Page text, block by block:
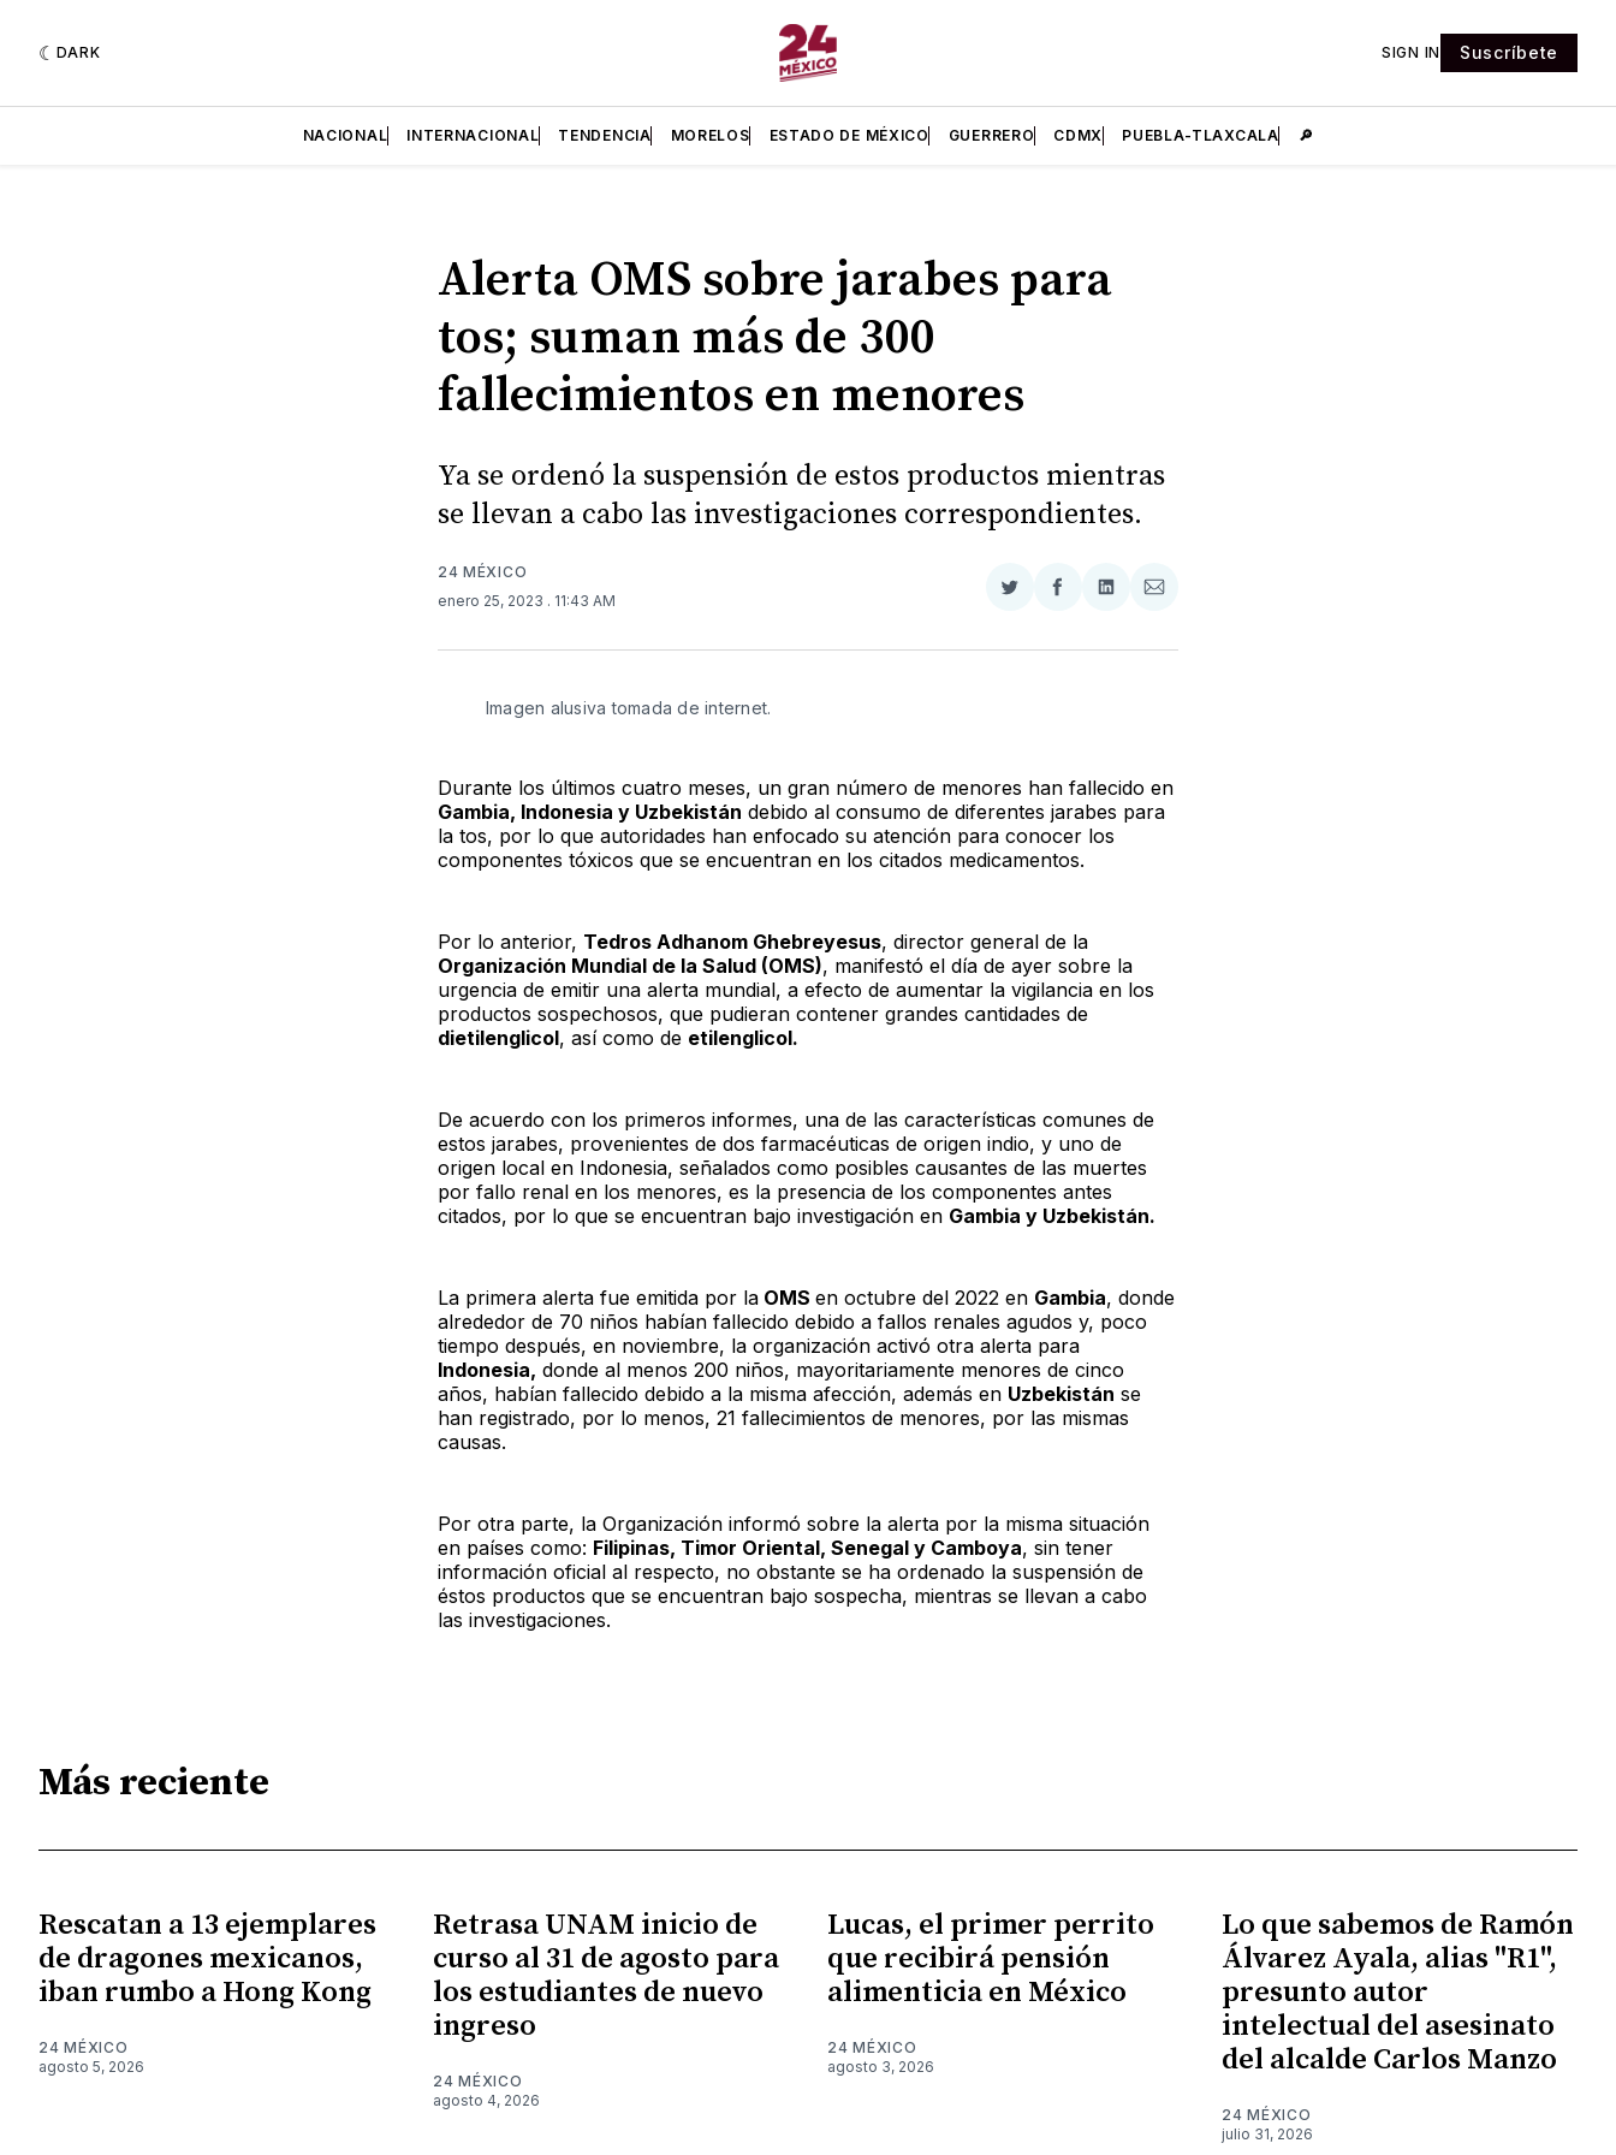
DARK SIGN IN Suscríbete
NACIONAL INTERNACIONAL TENDENCIA MORELOS ESTADO DE MÉXICO GUERRERO CDMX PUEBLA-TLAXCALA 🔎
Alerta OMS sobre jarabes para
tos; suman más de 300
fallecimientos en menores
Ya se ordenó la suspensión de estos productos mientras
se llevan a cabo las investigaciones correspondientes.
24 MÉXICO
enero 25, 2023 . 11:43 AM
Compartir
Twitter
Compartir
Facebook
Compartir
LinkedIn
Compartir
Email
Imagen alusiva tomada de internet.
Durante los últimos cuatro meses, un gran número de menores han fallecido en
Gambia, Indonesia y Uzbekistán debido al consumo de diferentes jarabes para
la tos, por lo que autoridades han enfocado su atención para conocer los
componentes tóxicos que se encuentran en los citados medicamentos.
Por lo anterior, Tedros Adhanom Ghebreyesus, director general de la
Organización Mundial de la Salud (OMS), manifestó el día de ayer sobre la
urgencia de emitir una alerta mundial, a efecto de aumentar la vigilancia en los
productos sospechosos, que pudieran contener grandes cantidades de
dietilenglicol, así como de etilenglicol.
De acuerdo con los primeros informes, una de las características comunes de
estos jarabes, provenientes de dos farmacéuticas de origen indio, y uno de
origen local en Indonesia, señalados como posibles causantes de las muertes
por fallo renal en los menores, es la presencia de los componentes antes
citados, por lo que se encuentran bajo investigación en Gambia y Uzbekistán.
La primera alerta fue emitida por laOMS en octubre del 2022 en Gambia, donde
alrededor de 70 niños habían fallecido debido a fallos renales agudos y, poco
tiempo después, en noviembre, la organización activó otra alerta para
Indonesia, donde al menos 200 niños, mayoritariamente menores de cinco
años, habían fallecido debido a la misma afección, además en Uzbekistán se
han registrado, por lo menos, 21 fallecimientos de menores, por las mismas
causas.
Por otra parte, la Organización informó sobre la alerta por la misma situación
en países como: Filipinas, Timor Oriental, Senegal y Camboya, sin tener
información oficial al respecto, no obstante se ha ordenado la suspensión de
éstos productos que se encuentran bajo sospecha, mientras se llevan a cabo
las investigaciones.
Más reciente
Rescatan a 13 ejemplares
de dragones mexicanos,
iban rumbo a Hong Kong
24 MÉXICO
agosto 5, 2026
Retrasa UNAM inicio de
curso al 31 de agosto para
los estudiantes de nuevo
ingreso
24 MÉXICO
agosto 4, 2026
Lucas, el primer perrito
que recibirá pensión
alimenticia en México
24 MÉXICO
agosto 3, 2026
Lo que sabemos de Ramón
Álvarez Ayala, alias "R1",
presunto autor
intelectual del asesinato
del alcalde Carlos Manzo
24 MÉXICO
julio 31, 2026